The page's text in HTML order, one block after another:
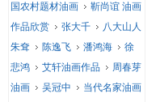
国农村题材油画
靳尚谊 油画
作品欣赏
张大千
八大山人
朱耷
陈逸飞 潘鸿海
徐
悲鸿
艾轩油画作品
周春芽
油画
吴冠中
当代名家油画